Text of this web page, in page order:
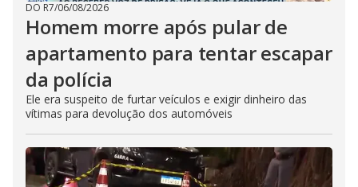
DO R7/06/08/2026
Homem morre após pular de
apartamento para tentar escapar
da polícia
Ele era suspeito de furtar veículos e exigir dinheiro das
vítimas para devolução dos automóveis